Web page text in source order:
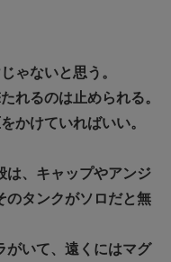
ゃないと思う。
れるのは止められる。
かけていればいい。
は、キャップやアンジ
のタンクがソロだと無
がいて、遠くにはマグ